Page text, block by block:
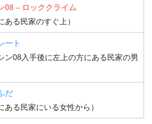
08 – ロッククライム
ある民家のすぐ上）
ート
ン08入手後に左上の方にある民家の男
だ
ある民家にいる女性から）